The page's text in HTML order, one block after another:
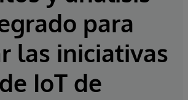
para
las iniciativas
de IoT de